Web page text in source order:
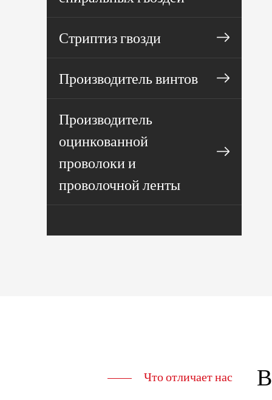
Стриптиз гвозди
Производитель винтов
Производитель
оцинкованной
проволоки и
проволочной ленты
Что отличает нас